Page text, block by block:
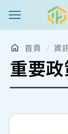
主選單案扭
首頁 資
重要